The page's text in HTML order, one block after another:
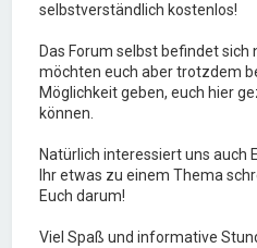
selbstverständlich kostenlos!
Das Forum selbst befindet
möchten euch aber trotzdem
Möglichkeit geben, euch hier
können.
Natürlich interessiert uns auch
Ihr etwas zu einem Thema
Euch darum!
Viel Spaß und informative